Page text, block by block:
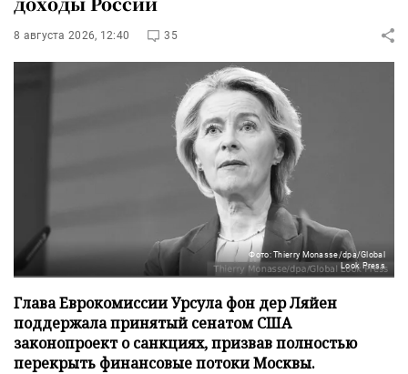
8 августа 2026, 12:40 35
Фото: Thierry Monasse/dpa/Global
Look Press
Глава Еврокомиссии Урсула фон дер Ляйен
поддержала принятый сенатом США
законопроект о санкциях, призвав полностью
перекрыть финансовые потоки Москвы.